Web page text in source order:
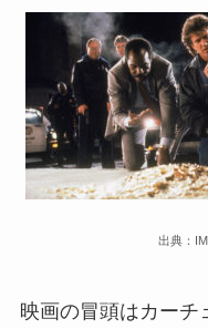
出典：
映画の冒頭はカーチ